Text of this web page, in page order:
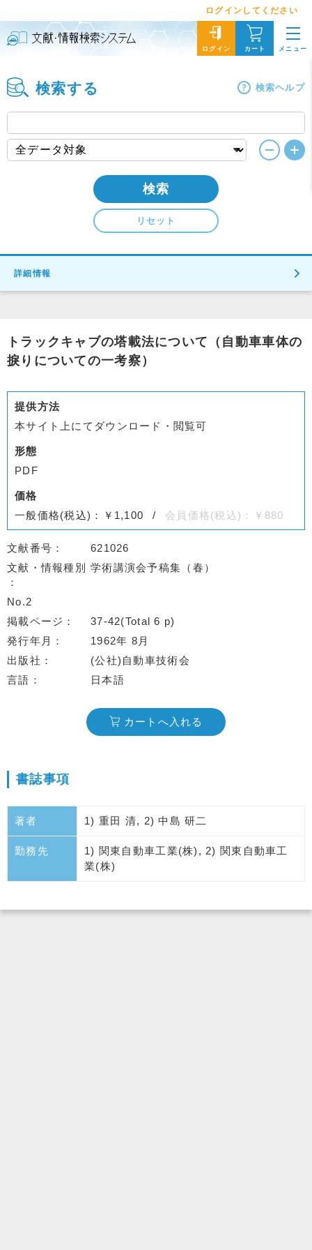
ログインしてください
ログイン カート メニュー
検索する 検索ヘルプ
検索
リセット
詳細情報
トラックキャブの塔載法について（自動車車体の
捩りについての一考察）
提供方法
本サイト上にてダウンロード・閲覧可
形態
PDF
価格
一般価格(税込)：￥1,100
会員価格(税込)：￥880
文献番号
621026
文献・情報種別
学術講演会予稿集（春）
No.2
掲載ページ
37-42(Total 6 p)
発行年月
1962年 8月
出版社
(公社)自動車技術会
言語
日本語
カートへ入れる
書誌事項
著者 1) 重田 清, 2) 中島 研二
勤務先
1) 関東自動車工業(株), 2) 関東自動車工
業(株)